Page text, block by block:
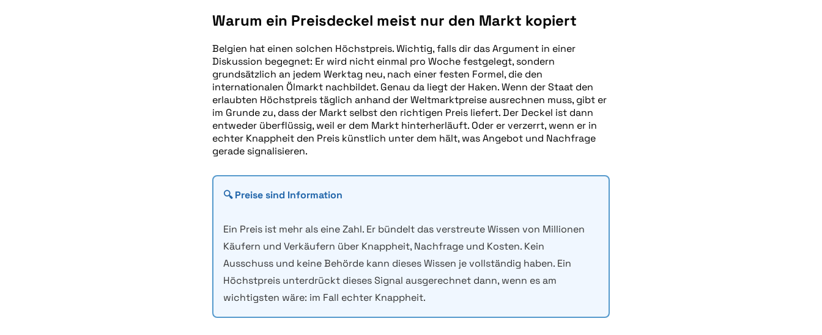
Warum ein Preisdeckel meist nur den Markt kopiert
Belgien hat einen solchen Höchstpreis. Wichtig, falls dir das Argument in einer
Diskussion begegnet: Er wird nicht einmal pro Woche festgelegt, sondern
grundsätzlich an jedem Werktag neu, nach einer festen Formel, die den
internationalen Ölmarkt nachbildet. Genau da liegt der Haken. Wenn der Staat den
erlaubten Höchstpreis täglich anhand der Weltmarktpreise ausrechnen muss, gibt er
im Grunde zu, dass der Markt selbst den richtigen Preis liefert. Der Deckel ist dann
entweder überflüssig, weil er dem Markt hinterherläuft. Oder er verzerrt, wenn er in
echter Knappheit den Preis künstlich unter dem hält, was Angebot und Nachfrage
gerade signalisieren.
🔍 Preise sind Information
Ein Preis ist mehr als eine Zahl. Er bündelt das verstreute Wissen von Millionen
Käufern und Verkäufern über Knappheit, Nachfrage und Kosten. Kein
Ausschuss und keine Behörde kann dieses Wissen je vollständig haben. Ein
Höchstpreis unterdrückt dieses Signal ausgerechnet dann, wenn es am
wichtigsten wäre: im Fall echter Knappheit.